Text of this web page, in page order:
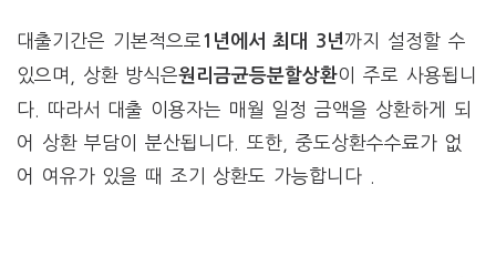
대출기간은 기본적으로 1년에서 최대 3년까지 설정할 수
있으며, 상환 방식은원리금균등분할상환이 주로 사용됩니
다. 따라서 대출 이용자는 매월 일정 금액을 상환하게 되
어 상환 부담이 분산됩니다. 또한, 중도상환수수료가 없
어 여유가 있을 때 조기 상환도 가능합니다 .